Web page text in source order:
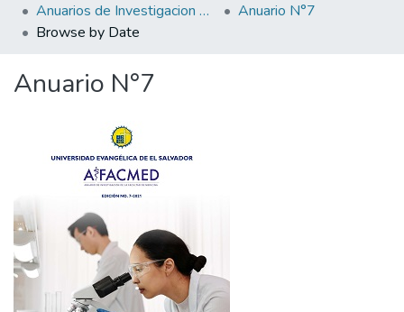
Anuarios de Investigacion de la Facultad de Medicina
Anuario N°7
Browse by Date
Anuario N°7